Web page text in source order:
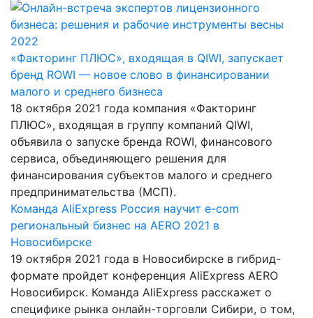
«Факторинг ПЛЮС», входящая в QIWI, запускает
бренд ROWI — новое слово в финансировании
малого и среднего бизнеса
18 октября 2021 года компания «Факторинг
ПЛЮС», входящая в группу компаний QIWI,
объявила о запуске бренда ROWI, финансового
сервиса, объединяющего решения для
финансирования субъектов малого и среднего
предпринимательства (МСП).
Команда AliExpress Россия научит e-com
региональный бизнес на AERO 2021 в
Новосибирске
19 октября 2021 года в Новосибирске в гибрид-
формате пройдет конференция AliExpress AERO
Новосибирск. Команда AliExpress расскажет о
специфике рынка онлайн-торговли Сибири, о том,